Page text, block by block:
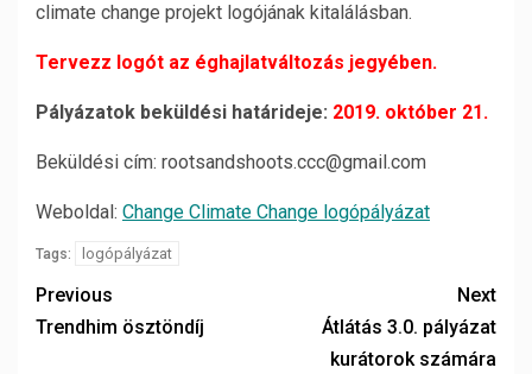
climate change projekt logójának kitalálásban.
Tervezz logót az éghajlatváltozás jegyében.
Pályázatok beküldési határideje: 2019. október 21.
Beküldési cím: rootsandshoots.ccc@gmail.com
Weboldal: Change Climate Change logópályázat
Tags: logópályázat
Previous
Trendhim ösztöndíj
Next
Átlátás 3.0. pályázat
kurátorok számára